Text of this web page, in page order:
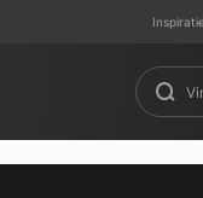
Inspiratie